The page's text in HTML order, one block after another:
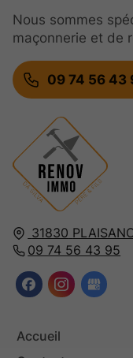
31830
09 74 56 43 95
Accueil
Nous sommes
maçonnerie et de
09 74 56 43